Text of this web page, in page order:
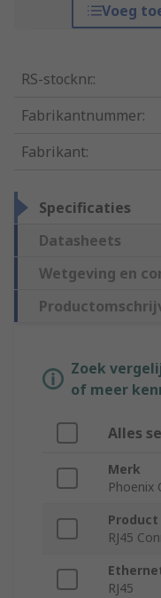
Voeg
RS-stocknr.:
Fabrikantnummer:
Fabrikant:
Specificaties
Datasheets
Wetgeving en
Zoek
of meer
Alles
Merk
Phoenix
Product
RJ45
RJ45